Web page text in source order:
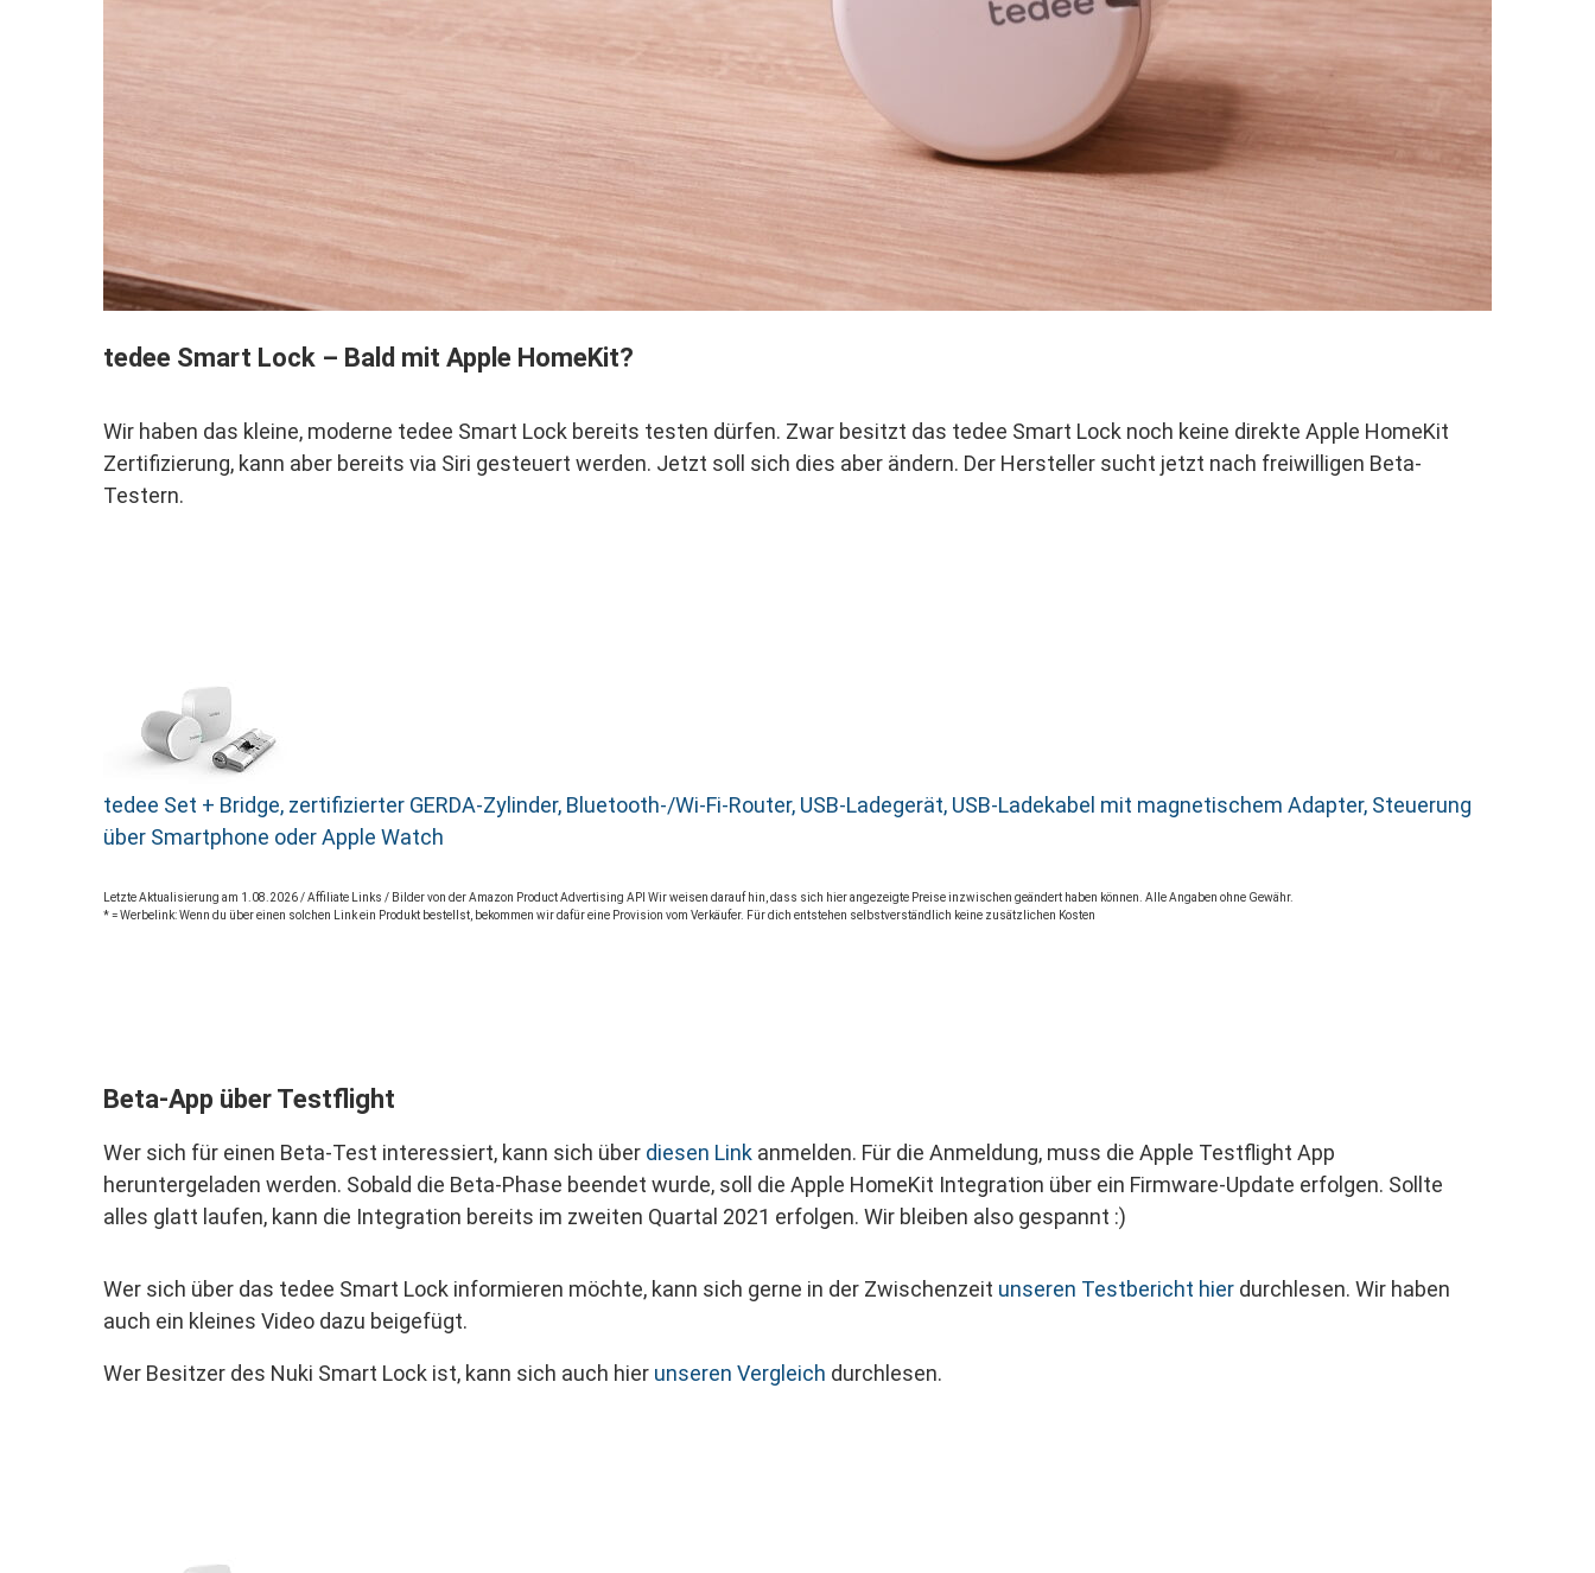
tedee Smart Lock – Bald mit Apple HomeKit?
Wir haben das kleine, moderne tedee Smart Lock bereits testen dürfen. Zwar besitzt das tedee Smart Lock noch keine direkte Apple HomeKit
Zertifizierung, kann aber bereits via Siri gesteuert werden. Jetzt soll sich dies aber ändern. Der Hersteller sucht jetzt nach freiwilligen Beta-
Testern.
tedee Set + Bridge, zertifizierter GERDA-Zylinder, Bluetooth-/Wi-Fi-Router, USB-Ladegerät, USB-Ladekabel mit magnetischem Adapter, Steuerung
über Smartphone oder Apple Watch
Letzte Aktualisierung am 1.08.2026 / Affiliate Links / Bilder von der Amazon Product Advertising API Wir weisen darauf hin, dass sich hier angezeigte Preise inzwischen geändert haben können. Alle Angaben ohne Gewähr.
* = Werbelink: Wenn du über einen solchen Link ein Produkt bestellst, bekommen wir dafür eine Provision vom Verkäufer. Für dich entstehen selbstverständlich keine zusätzlichen Kosten
Beta-App über Testflight
Wer sich für einen Beta-Test interessiert, kann sich über diesen Link anmelden. Für die Anmeldung, muss die Apple Testflight App
heruntergeladen werden. Sobald die Beta-Phase beendet wurde, soll die Apple HomeKit Integration über ein Firmware-Update erfolgen. Sollte
alles glatt laufen, kann die Integration bereits im zweiten Quartal 2021 erfolgen. Wir bleiben also gespannt :)
Wer sich über das tedee Smart Lock informieren möchte, kann sich gerne in der Zwischenzeit unseren Testbericht hier durchlesen. Wir haben
auch ein kleines Video dazu beigefügt.
Wer Besitzer des Nuki Smart Lock ist, kann sich auch hier unseren Vergleich durchlesen.